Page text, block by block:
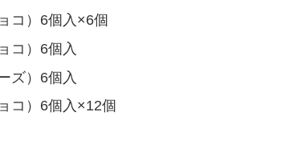
コ）6個入×6個
コ）6個入
ズ）6個入
コ）6個入×12個